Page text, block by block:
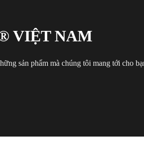
VIỆT NAM
sản phẩm mà chúng tôi mang tới cho